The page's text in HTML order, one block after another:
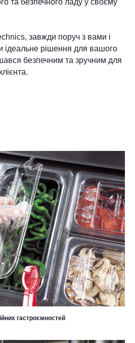
та безпечного ладу у своєму
завжди поруч з вами і
ідеальне рішення для вашого
безпечним та зручним для
гастроємностей